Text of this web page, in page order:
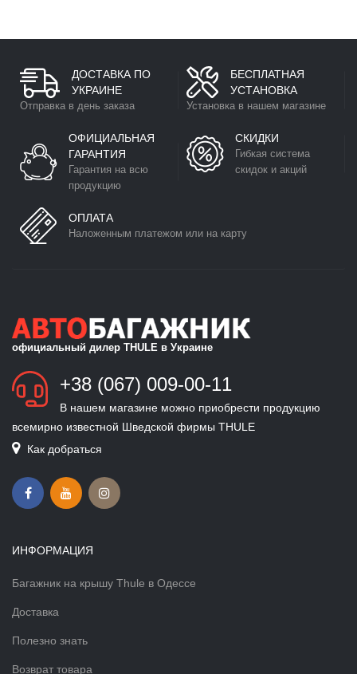
ДОСТАВКА ПО
УКРАИНЕ
Отправка в день заказа
БЕСПЛАТНАЯ
УСТАНОВКА
Установка в нашем магазине
ОФИЦИАЛЬНАЯ
ГАРАНТИЯ
Гарантия на всю
продукцию
СКИДКИ
Гибкая система
скидок и акций
ОПЛАТА
Наложенным платежом или на карту
официальный дилер THULE в Украине
+38 (067) 009-00-11
В нашем магазине можно приобрести продукцию
всемирно известной Шведской фирмы THULE
Как добраться
ИНФОРМАЦИЯ
Багажник на крышу Thule в Одессе
Доставка
Полезно знать
Возврат товара